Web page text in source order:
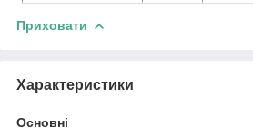
Приховати
Характеристики
Основні